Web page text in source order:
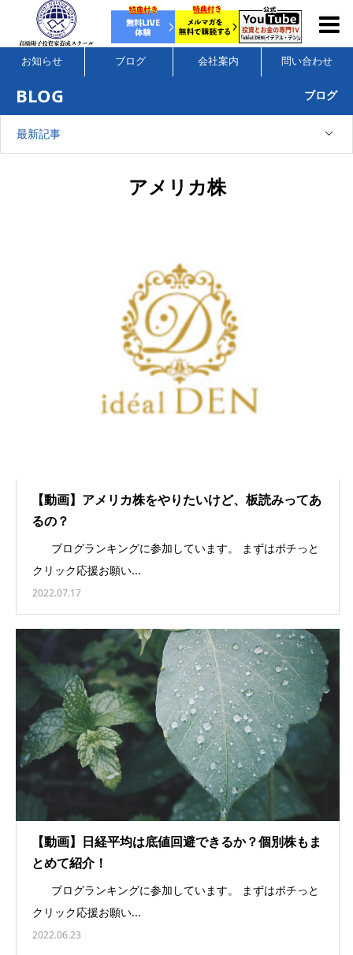
お知らせ ブログ 会社案内 問い合わせ
BLOG ブログ
最新記事
アメリカ株
【動画】アメリカ株をやりたいけど、板読みってあ
るの？
ブログランキングに参加しています。 まずはポチっと
クリック応援お願い...
2022.07.17
【動画】日経平均は底値回避できるか？個別株もま
とめて紹介！
ブログランキングに参加しています。 まずはポチっと
クリック応援お願い...
2022.06.23